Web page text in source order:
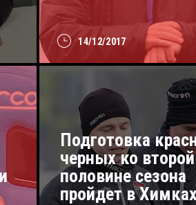
14/12/2017
Подготовка
черных ко второй
половине сезона
пройдет в Химках